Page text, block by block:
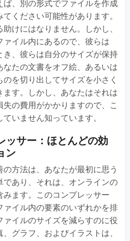
、別の形式でファイルを作成
ください可能性があります。
けにはなりません。しかし、
イル内にあるので、彼らは
、彼らは自分のサイズが保持
たの文書をオフ絵、あるいは
を切り出してサイズを小さく
ます。しかし、あなたはそれは
の費用がかかりますので、こ
いません知っています。
ッサー：ほとんどの効
ン
方法は、あなたが最初に思う
あり、それは、オンラインの
ます。このコンプレッサー
イル内の要素のいずれかを排
イルのサイズを減らすのに役
グラフ、およびイラストは、